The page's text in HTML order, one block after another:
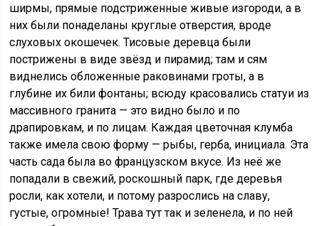
ширмы, прямые подстриженные живые изгороди, а в
них были понаделаны круглые отверстия, вроде
слуховых окошечек. Тисовые деревца были
пострижены в виде звёзд и пирамид; там и сям
виднелись обложенные раковинами гроты, а в
глубине их били фонтаны; всюду красовались статуи из
массивного гранита — это видно было и по
драпировкам, и по лицам. Каждая цветочная клумба
также имела свою форму — рыбы, герба, инициала. Эта
часть сада была во французском вкусе. Из неё же
попадали в свежий, роскошный парк, где деревья
росли, как хотели, и потому разрослись на славу,
густые, огромные! Трава тут так и зеленела, и по ней